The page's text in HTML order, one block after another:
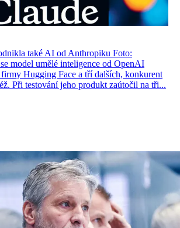
také AI od Anthropiku Foto:
model umělé inteligence od OpenAI
Hugging Face a tří dalších, konkurent
Při testování jeho produkt zaútočil na tři...